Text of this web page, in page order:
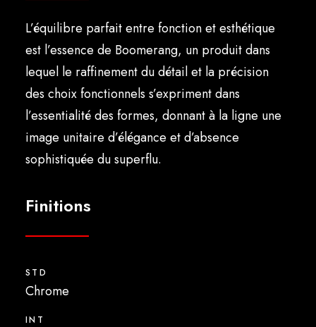
Français
L’équilibre parfait entre fonction et esthétique
est l’essence de Boomerang, un produit dans
lequel le raffinement du détail et la précision
des choix fonctionnels s’expriment dans
l’essentialité des formes, donnant à la ligne une
image unitaire d’élégance et d’absence
sophistiquée du superflu.
Finitions
STD
Chrome
INT